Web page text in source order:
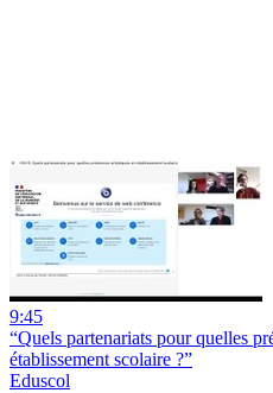
9:45
“Quels partenariats pour quelles
établissement scolaire ?”
Eduscol